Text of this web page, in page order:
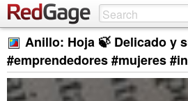
Anillo: Hoja 🍃 Delicado y
#emprendedores #mujeres